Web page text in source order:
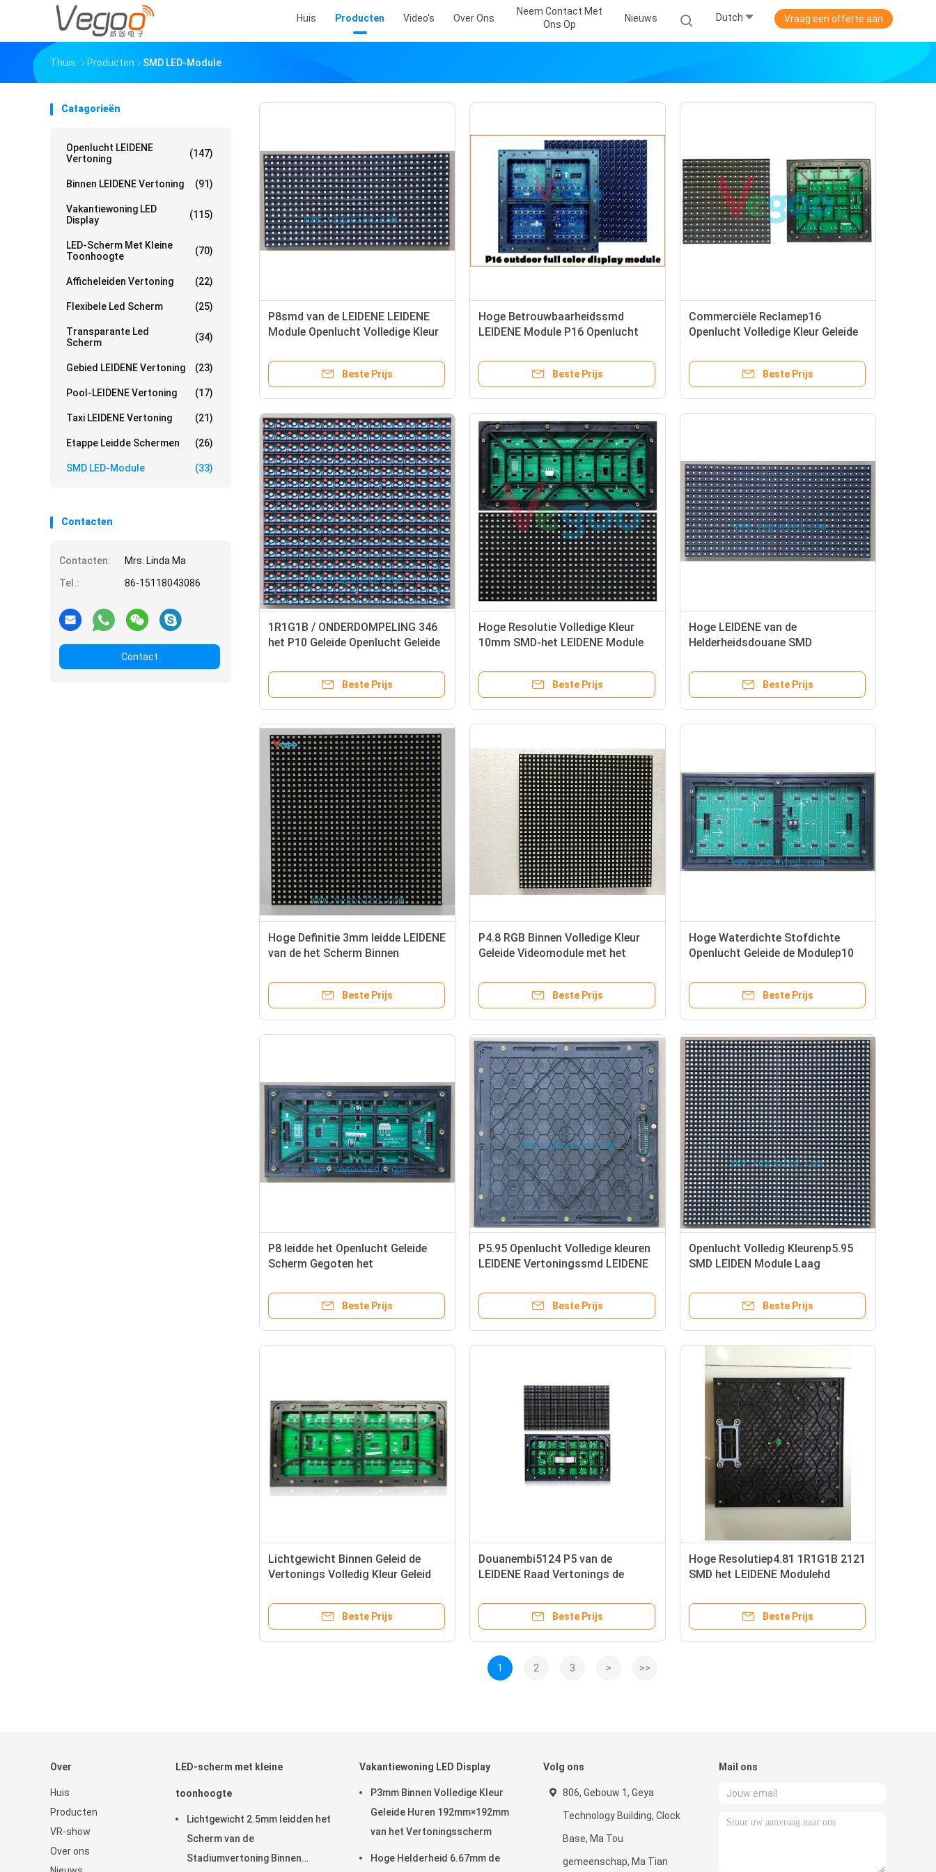
Huis Producten Video's Over Ons
Neem Contact Met
Ons Op
Nieuws Dutch Vraag een offerte aan
Thuis Producten SMD LED-Module
Catagorieën
Openlucht LEIDENE
Vertoning
(147)
Binnen LEIDENE Vertoning (91)
Vakantiewoning LED
Display
(115)
LED-Scherm Met Kleine
Toonhoogte
(70)
Afficheleiden Vertoning (22)
Flexibele Led Scherm (25)
Transparante Led
Scherm
(34)
Gebied LEIDENE Vertoning (23)
Pool-LEIDENE Vertoning (17)
Taxi LEIDENE Vertoning (21)
Etappe Leidde Schermen (26)
SMD LED-Module (33)
Contacten
Contacten:
Mrs. Linda Ma
Tel.:
86-15118043086
Contact
P8smd van de LEIDENE LEIDENE
Module Openlucht Volledige Kleur
Beste Prijs
Hoge Betrouwbaarheidssmd
LEIDENE Module P16 Openlucht
Beste Prijs
Commerciële Reclamep16
Openlucht Volledige Kleur Geleide
Beste Prijs
1R1G1B / ONDERDOMPELING 346
het P10 Geleide Openlucht Geleide
Vertoningsmodule
Beste Prijs
Hoge Resolutie Volledige Kleur
10mm SMD-het LEIDENE Module
Beste Prijs
Hoge LEIDENE van de
Helderheidsdouane SMD
Aftasten
Beste Prijs
Hoge Definitie 3mm leidde LEIDENE
van de het Scherm Binnen
Beste Prijs
P4.8 RGB Binnen Volledige Kleur
Geleide Videomodule met het
Beste Prijs
Hoge Waterdichte Stofdichte
Openlucht Geleide de Modulep10
van Brightnes
Beste Prijs
P8 leidde het Openlucht Geleide
Scherm Gegoten het
Vertoningsraad Matrijs
Beste Prijs
P5.95 Openlucht Volledige kleuren
LEIDENE Vertoningssmd LEIDENE
Beste Prijs
Openlucht Volledig Kleurenp5.95
SMD LEIDEN Module Laag
Beste Prijs
Lichtgewicht Binnen Geleid de
Vertonings Volledig Kleur Geleid
P5
Beste Prijs
Douanembi5124 P5 van de
LEIDENE Raad Vertonings de
800CD/㎡
Beste Prijs
Hoge Resolutiep4.81 1R1G1B 2121
SMD het LEIDENE Modulehd
Beste Prijs
1 2 3 > >>
Over
Huis
Producten
VR-show
Over ons
LED-scherm met kleine
toonhoogte
Lichtgewicht 2.5mm leidden het
Scherm van de
Stadiumvertoning Binnen
Vakantiewoning LED Display
P3mm Binnen Volledige Kleur
Geleide Huren 192mm×192mm
van het Vertoningsscherm
Hoge Helderheid 6.67mm de
Volg ons
806, Gebouw 1, Geya
Technology Building, Clock
Base, Ma Tou
gemeenschap, Ma Tian
Mail ons